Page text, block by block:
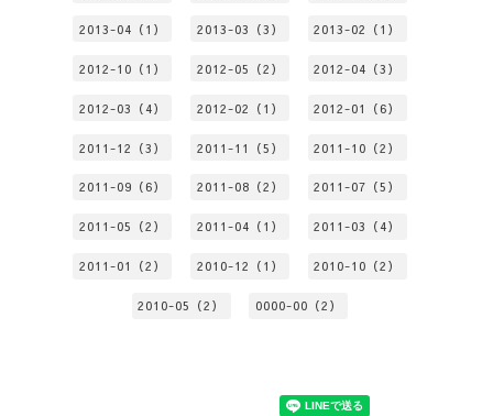
2013-04（1） 2013-03（3） 2013-02（1）
2012-10（1） 2012-05（2） 2012-04（3）
2012-03（4） 2012-02（1） 2012-01（6）
2011-12（3） 2011-11（5） 2011-10（2）
2011-09（6） 2011-08（2） 2011-07（5）
2011-05（2） 2011-04（1） 2011-03（4）
2011-01（2） 2010-12（1） 2010-10（2）
2010-05（2） 0000-00（2）